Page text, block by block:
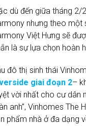
dù đến giữa tháng 2/
nhưng theo một
Việt Hưng sẽ
là sự lựa chọn hoàn
đô thị sinh thái
giai đoạn 2–
vời nhất cho cư dân
anh”, Vinhomes
phẩm nhà ở đa dạng